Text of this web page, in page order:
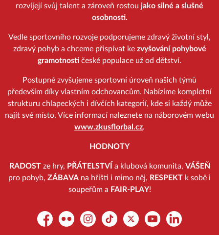
rozvíjejí svůj talent a zároveň rostou jako silné a slušné
osobnosti.
Vedle sportovního rozvoje podporujeme zdravý životní styl,
zdravý pohyb a chceme přispívat kezvyšování pohybové
gramotnosti české populace už od dětství.
Postupně zvyšujeme sportovní úroveň našich týmů
především díky vlastním odchovancům. Nabízíme kompletní
strukturu chlapeckých i dívčích kategorií, kde si každý může
najít své místo. Více informací naleznete na náborovém webu
www.zkusflorbal.cz.
HODNOTY
RADOSTze hry, PŘÁTELSTVÍ a klubová komunita, VÁŠEŇ
pro pohyb, ZÁBAVA na hřišti i mimo něj, RESPEKT k sobě i
soupeřům a FAIR-PLAY!
FacebookFlickr Instagram
TikTok Platform X
YouTubeLinkedIn